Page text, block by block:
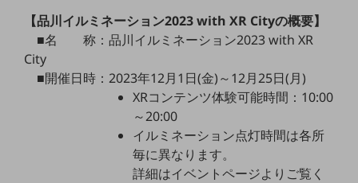
ビジネス向けスマートフォン
タフネススマートフォン
【品川イルミネーション2023 with XR Cityの概要】
■名 称：品川イルミネーション2023 with XR
City
■開催日時：2023年12月1日(金)～12月25日(月)
XRコンテンツ体験可能時間：10:00
～20:00
イルミネーション点灯時間は各所
毎に異なります。
詳細はイベントページよりご覧く